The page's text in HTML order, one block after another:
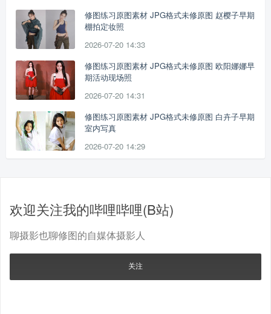
修图练习原图素材 JPG格式未修原图 赵樱子早期
棚拍定妆照
2026-07-20 14:33
修图练习原图素材 JPG格式未修原图 欧阳娜娜早
期活动现场照
2026-07-20 14:31
修图练习原图素材 JPG格式未修原图 白卉子早期
室内写真
2026-07-20 14:29
欢迎关注我的哔哩哔哩(B站)
聊摄影也聊修图的自媒体摄影人
关注